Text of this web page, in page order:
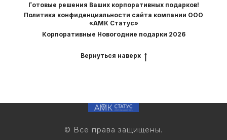
Готовые решения Ваших корпоративных подарков!
Политика конфиденциальности сайта компании ООО
«АМК Статус»
Корпоративные Новогодние подарки 2026
Вернуться наверх
© Все права защищены.